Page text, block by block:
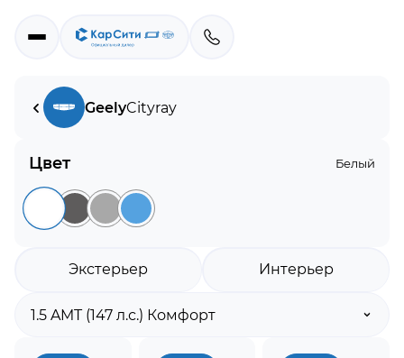
GeelyCityray
Цвет Белый
Экстерьер Интерьер